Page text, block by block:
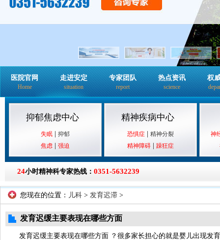
医院官网
Home
走进安定
situation
专家团队
report
热点资讯
science
权
抑郁焦虑中心
失眠
抑郁
焦虑
强迫
精神疾病中心
恐惧症
精神分裂
精神障碍
躁狂症
神
24小时精神科专家热线： 0351-5632239
您现在的位置： 儿科 > 发育迟滞 >
发育迟缓主要表现在哪些方面
发育迟缓主要表现在哪些方面 ？很多家长担心的就是婴儿出现发